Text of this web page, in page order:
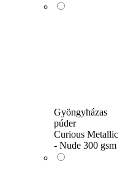
Gyöngyházas
púder
Curious Metallic
- Nude 300 gsm